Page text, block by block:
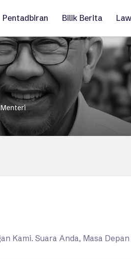
Pentadbiran Bilik Berita
Kami. Suara Anda, Masa Depan